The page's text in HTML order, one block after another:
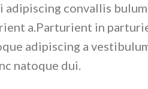
adipiscing convallis
a.Parturient in
adipiscing a
natoque dui.